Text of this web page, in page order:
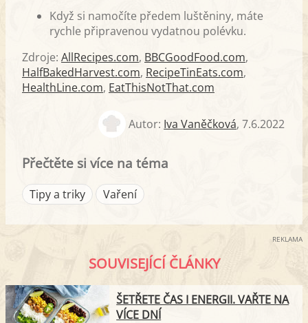
Když si namočíte předem luštěniny, máte
rychle připravenou vydatnou polévku.
Zdroje: AllRecipes.com, BBCGoodFood.com,
HalfBakedHarvest.com, RecipeTinEats.com,
HealthLine.com, EatThisNotThat.com
Autor: Iva Vaněčková,7.6.2022
Přečtěte si více na téma
Tipy a triky Vaření
REKLAMA
SOUVISEJÍCÍ ČLÁNKY
ŠETŘETE ČAS I ENERGII. VAŘTE NA
VÍCE DNÍ